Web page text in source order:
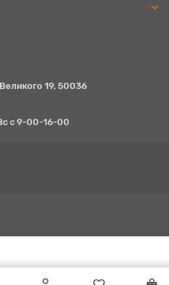
19, 50036
с 9-00-16-00